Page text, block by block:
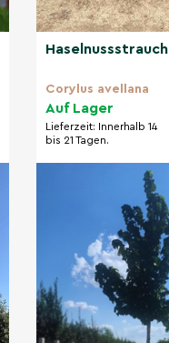
Haselnussstrauch
Corylus avellana
Auf Lager
Lieferzeit: Innerhalb 14
bis 21 Tagen.